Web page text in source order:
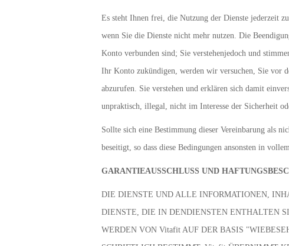
Es steht Ihnen frei, die Nutzung der Dienste jederzeit
wenn Sie die Dienste nicht mehr nutzen. Die
Konto verbunden sind; Sie verstehenjedoch und
Ihr Konto zukündigen, werden wir versuchen, Sie vor
abzurufen. Sie verstehen und erklären sich damit
unpraktisch, illegal, nicht im Interesse der Sicherheit
Sollte sich eine Bestimmung dieser Vereinbarung als
beseitigt, so dass diese Bedingungen ansonsten in
GARANTIEAUSSCHLUSS UND
DIE DIENSTE UND ALLE INFORMATIONEN,
DIENSTE, DIE IN DENDIENSTEN ENTHALTEN
WERDEN VON Vitafit AUF DER BASIS